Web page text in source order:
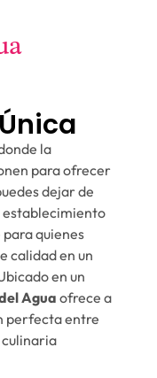
la
para ofrecer
dejar de
establecimiento
quienes
calidad en un
en un
Aguaofrece a
perfecta entre